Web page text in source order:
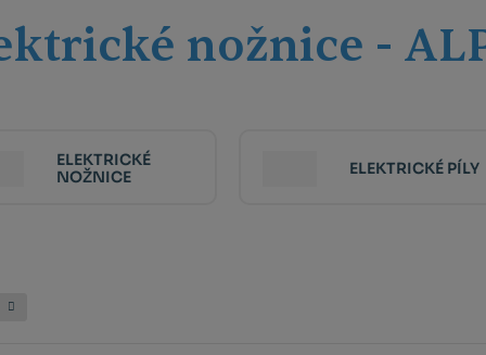
nožnice -
ELEKTRICKÉ
NOŽNICE
ELEKTRICKÉ PÍLY